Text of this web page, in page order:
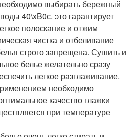
выбирать бережный
40\xB0с. это гарантирует
полоскание и отжим
чистка и отбеливание
строго запрещена. Сушить и
белье желательно сразу
легкое разглаживание.
необходимо
качество глажки
при температуре